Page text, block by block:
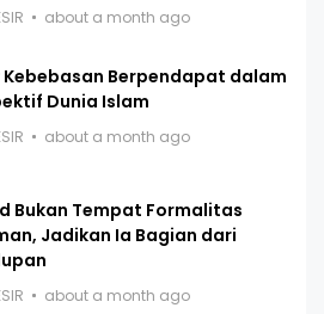
about a month ago
Kebebasan Berpendapat dalam
Dunia Islam
about a month ago
Bukan Tempat Formalitas
Jadikan Ia Bagian dari
about a month ago